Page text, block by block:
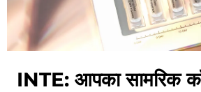
INTE: आपका सामरिक